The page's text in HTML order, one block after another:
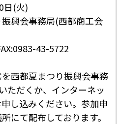
日(火)
興会事務局(西都商工会
43-5722
西都夏まつり振興会事務
ただくか、 インターネッ
し込みください。参加申
にて配布しております。